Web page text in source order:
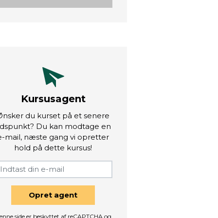
Kursusagent
du kurset på et senere
Du kan modtage en
mail, næste gang vi opretter
hold på dette kursus!
Opret agent
side er beskyttet af reCAPTCHA og